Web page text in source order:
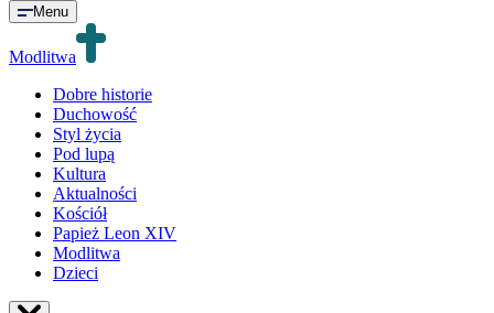
Menu
Modlitwa
Dobre historie
Duchowość
Styl życia
Pod lupą
Kultura
Aktualności
Kościół
Papież Leon XIV
Modlitwa
Dzieci